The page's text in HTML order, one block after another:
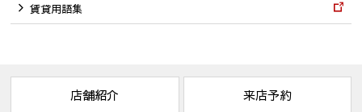
賃貸用語集
店舗紹介 来店予約